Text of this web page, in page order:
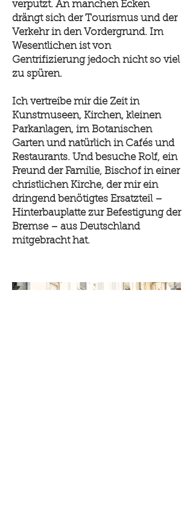
verputzt. An manchen Ecken
drängt sich der Tourismus und der
Verkehr in den Vordergrund. Im
Wesentlichen ist von
Gentrifizierung jedoch nicht so viel
zu spüren.
Ich vertreibe mir die Zeit in
Kunstmuseen, Kirchen, kleinen
Parkanlagen, im Botanischen
Garten und natürlich in Cafés und
Restaurants. Und besuche Rolf, ein
Freund der Familie, Bischof in einer
christlichen Kirche, der mir ein
dringend benötigtes Ersatzteil –
Hinterbauplatte zur Befestigung der
Bremse – aus Deutschland
mitgebracht hat.